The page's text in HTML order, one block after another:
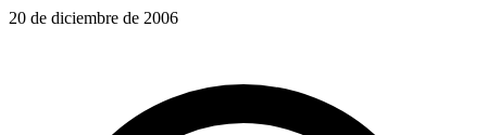
20 de diciembre de 2006